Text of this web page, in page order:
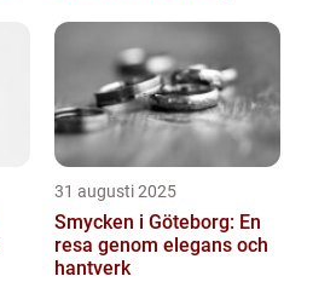
31 augusti 2025
Smycken i Göteborg: En
resa genom elegans och
hantverk